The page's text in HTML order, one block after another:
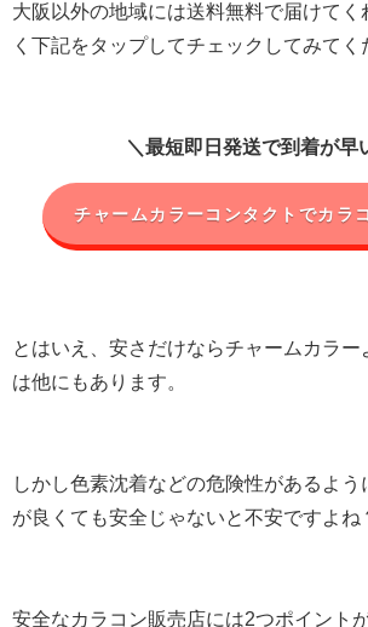
大阪以外の地域には送料無料で届けてく
く下記をタップしてチェックしてみてく
＼最短即日発送で到着が早
チャームカラーコンタクトでカラ
とはいえ、安さだけならチャームカラ
は他にもあります。
しかし色素沈着などの危険性があるよ
が良くても安全じゃないと不安ですよね
安全なカラコン販売店には2つポイント